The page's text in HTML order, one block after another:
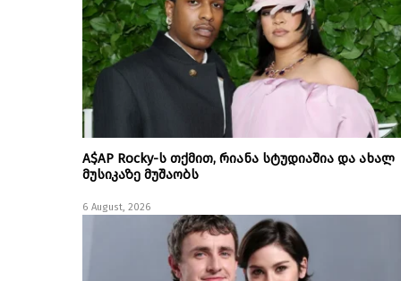
A$AP Rocky-ს თქმით, რიანა სტუდიაშია და ახალ
მუსიკაზე მუშაობს
6 August, 2026